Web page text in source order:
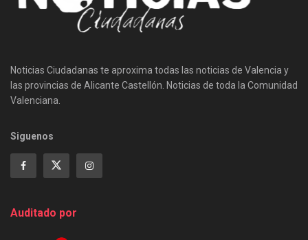
Noticias Ciudadanas te aproxima todas las noticias de Valencia y
las provincias de Alicante Castellón. Noticias de toda la Comunidad
Valenciana.
Siguenos
Auditado por